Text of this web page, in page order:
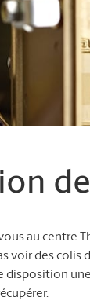
au centre
des colis
disposition